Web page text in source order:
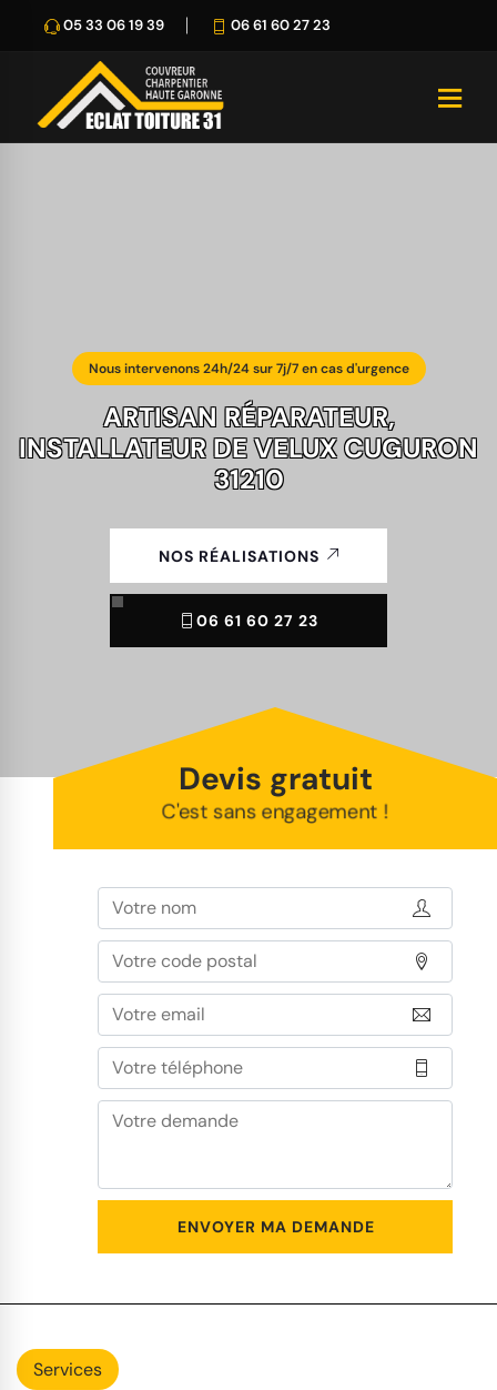
05 33 06 19 39 06 61 60 27 23
Nous intervenons 24h/24 sur 7j/7 en cas d'urgence
ARTISAN RÉPARATEUR,
INSTALLATEUR DE VELUX CUGURON
31210
NOS RÉALISATIONS
06 61 60 27 23
Devis gratuit
C'est sans engagement !
Services